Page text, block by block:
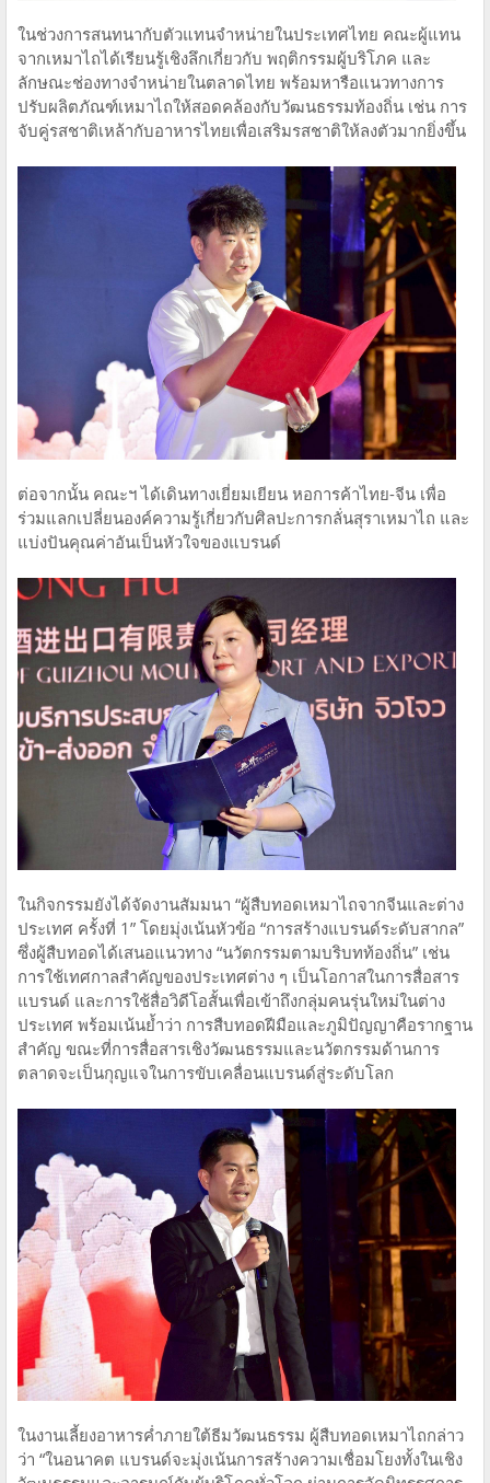
ในช่วงการสนทนากับตัวแทนจำหน่ายในประเทศไทย คณะผู้แทน
จากเหมาไถได้เรียนรู้เชิงลึกเกี่ยวกับ พฤติกรรมผู้บริโภค และ
ลักษณะช่องทางจำหน่ายในตลาดไทย พร้อมหารือแนวทางการ
ปรับผลิตภัณฑ์เหมาไถให้สอดคล้องกับวัฒนธรรมท้องถิ่น เช่น การ
จับคู่รสชาติเหล้ากับอาหารไทยเพื่อเสริมรสชาติให้ลงตัวมากยิ่งขึ้น
ต่อจากนั้น คณะฯ ได้เดินทางเยี่ยมเยียน หอการค้าไทย-จีน เพื่อ
ร่วมแลกเปลี่ยนองค์ความรู้เกี่ยวกับศิลปะการกลั่นสุราเหมาไถ และ
แบ่งปันคุณค่าอันเป็นหัวใจของแบรนด์
ในกิจกรรมยังได้จัดงานสัมมนา “ผู้สืบทอดเหมาไถจากจีนและต่าง
ประเทศ ครั้งที่ 1” โดยมุ่งเน้นหัวข้อ “การสร้างแบรนด์ระดับสากล”
ซึ่งผู้สืบทอดได้เสนอแนวทาง “นวัตกรรมตามบริบทท้องถิ่น” เช่น
การใช้เทศกาลสำคัญของประเทศต่าง ๆ เป็นโอกาสในการสื่อสาร
แบรนด์ และการใช้สื่อวิดีโอสั้นเพื่อเข้าถึงกลุ่มคนรุ่นใหม่ในต่าง
ประเทศ พร้อมเน้นย้ำว่า การสืบทอดฝีมือและภูมิปัญญาคือรากฐาน
สำคัญ ขณะที่การสื่อสารเชิงวัฒนธรรมและนวัตกรรมด้านการ
ตลาดจะเป็นกุญแจในการขับเคลื่อนแบรนด์สู่ระดับโลก
ในงานเลี้ยงอาหารค่ำภายใต้ธีมวัฒนธรรม ผู้สืบทอดเหมาไถกล่าว
ว่า “ในอนาคต แบรนด์จะมุ่งเน้นการสร้างความเชื่อมโยงทั้งในเชิง